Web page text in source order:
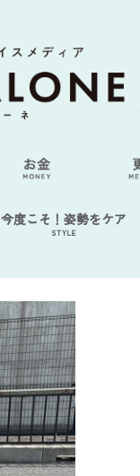
今度こそ！姿勢をケア
STYLE